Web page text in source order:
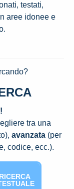
testati,
aree idonee e
tra una
avanzata (per
codice, ecc.).
RICERCA